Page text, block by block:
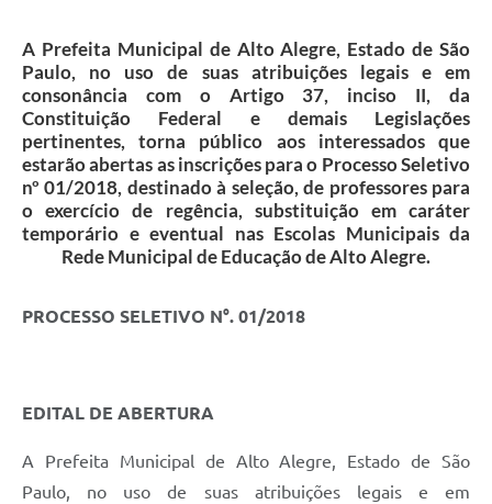
A Prefeita Municipal de Alto Alegre, Estado de São
Paulo, no uso de suas atribuições legais e em
consonância com o Artigo 37, inciso II, da
Constituição Federal e demais Legislações
pertinentes, torna público aos interessados que
estarão abertas as inscrições para o Processo Seletivo
nº 01/2018, destinado à seleção, de professores para
o exercício de regência, substituição em caráter
temporário e eventual nas Escolas Municipais da
Rede Municipal de Educação de Alto Alegre.
PROCESSO SELETIVO N°. 01/2018
EDITAL DE ABERTURA
A Prefeita Municipal de Alto Alegre, Estado de São
Paulo, no uso de suas atribuições legais e em